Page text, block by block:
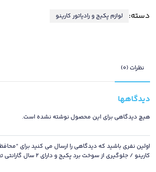
پکیجی
جلوگیری
سوخت
برد
و
دارای
دسته: لوازم پکیج و رادیاتور کارینو
نظرات (0)
دیدگاهها
هیچ دیدگاهی برای این محصول نوشته نشده است.
اولین نفری باشید که دیدگاهی را ارسال می کنید برای
کارینو / جلوگیری از سوخت برد پکیج و دارای 2 سال گارانتی تعویض”